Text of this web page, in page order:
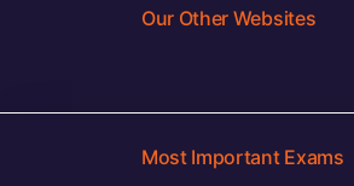
Our Other Websites
Most Important Exams